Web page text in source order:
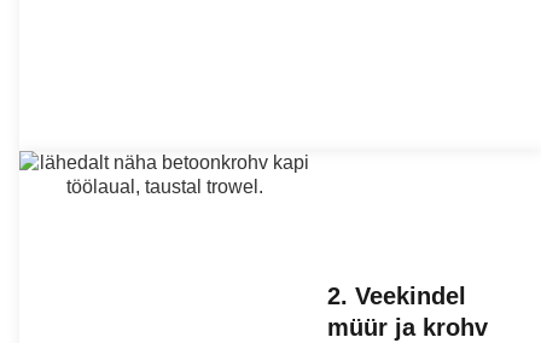
2. Veekindel
müür ja krohv